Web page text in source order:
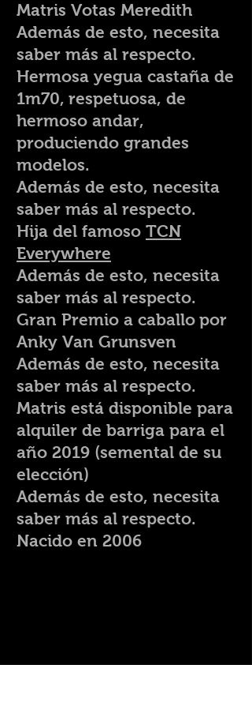
Matris Votas Meredith
Además de esto, necesita
saber más al respecto.
Hermosa yegua castaña de
1m70, respetuosa, de
hermoso andar,
produciendo grandes
modelos.
Además de esto, necesita
saber más al respecto.
Hija del famoso TCN
Everywhere
Además de esto, necesita
saber más al respecto.
Gran Premio a caballo por
Anky Van Grunsven
Además de esto, necesita
saber más al respecto.
Matris está disponible para
alquiler de barriga para el
año 2019 (semental de su
elección)
Además de esto, necesita
saber más al respecto.
Nacido en 2006